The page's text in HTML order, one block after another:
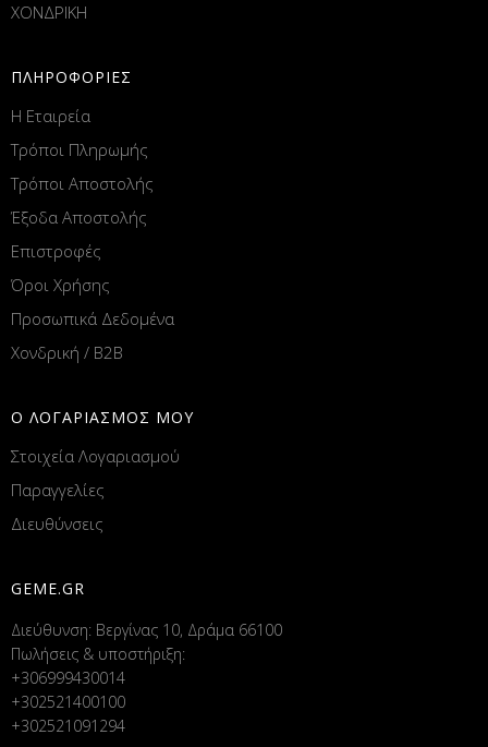
ΧΟΝΔΡΙΚΗ
ΠΛΗΡΟΦΟΡΙΕΣ
Η Εταιρεία
Τρόποι Πληρωμής
Τρόποι Αποστολής
Έξοδα Αποστολής
Επιστροφές
Όροι Χρήσης
Προσωπικά Δεδομένα
Χονδρική / B2B
Ο ΛΟΓΑΡΙΑΣΜΟΣ ΜΟΥ
Στοιχεία Λογαριασμού
Παραγγελίες
Διευθύνσεις
GEME.GR
Διεύθυνση: Βεργίνας 10, Δράμα 66100
Πωλήσεις & υποστήριξη:
+306999430014
+302521400100
+302521091294